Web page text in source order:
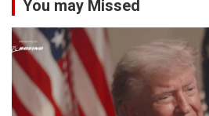
You may Missed